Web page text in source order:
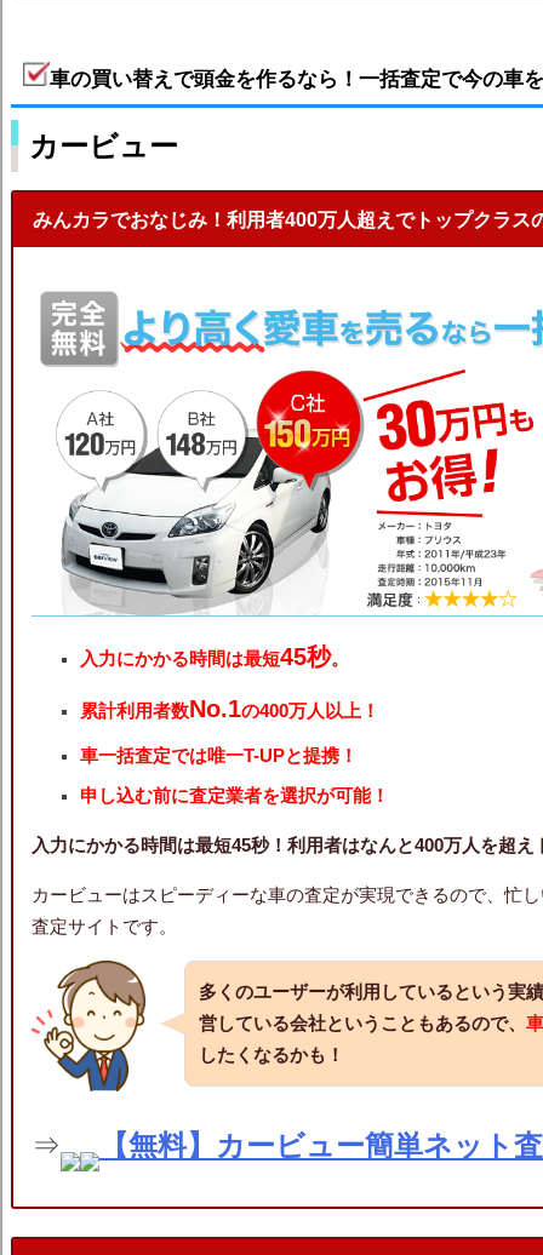
車の買い替えで頭金を作るなら！一括査定で今の車
カービュー
みんカラでおなじみ！利用者400万人超えでトップクラス
入力にかかる時間は最短45秒。
累計利用者数No.1の400万人以上！
車一括査定では唯一T-UPと提携！
申し込む前に査定業者を選択が可能！
入力にかかる時間は最短45秒！利用者はなんと400万人を超え
カービューはスピーディーな車の査定が実現できるので、忙
査定サイトです。
多くのユーザーが利用しているという実
営している会社ということもあるので、
したくなるかも！
⇒ 【無料】カービュー簡単ネット